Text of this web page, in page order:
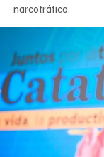
narcotráfico.